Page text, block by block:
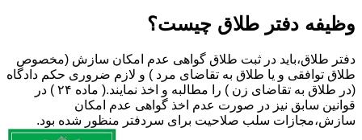
وظیفه دفتر طلاق چیست؟
دفتر طلاق،باید در ثبت طلاق گواهی عدم امکان سازش (مخصوص
طلاق توافقی و یا طلاق به تقاضای مرد ) و لازم ضروری حکم دادگاه
(در طلاق به تقاضای زن ) را مطالبه و اخذ نمایند.( ماده ۲۴ ) در
قوانین سابق نیز در صورت عدم اخذ گواهی عدم امکان
سازش،مجازات سلب صلاحیت برای سردفتر منظور شده بود.